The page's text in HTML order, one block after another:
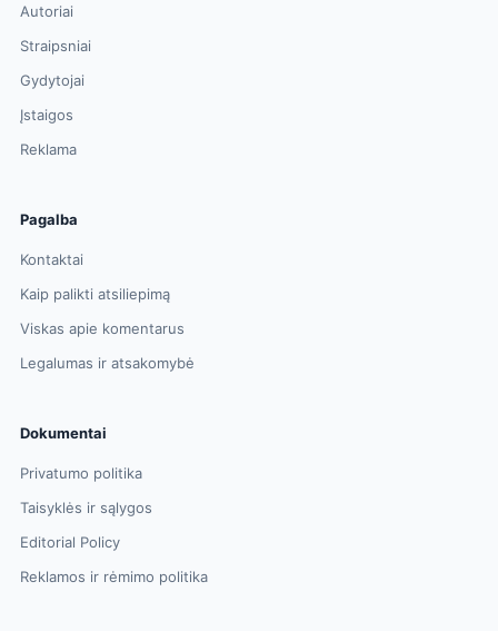
Autoriai
Straipsniai
Gydytojai
Įstaigos
Reklama
Pagalba
Kontaktai
Kaip palikti atsiliepimą
Viskas apie komentarus
Legalumas ir atsakomybė
Dokumentai
Privatumo politika
Taisyklės ir sąlygos
Editorial Policy
Reklamos ir rėmimo politika